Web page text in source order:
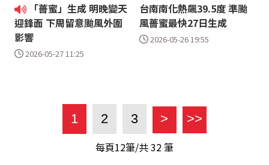
「薔蜜」生成 明晚變天
迎鋒面 下周留意颱風外圍
影響
2026-05-27 11:25
台南南化熱飆39.5度 準颱
風薔蜜最快27日生成
2026-05-26 19:55
1 2 3 > >>
每頁12筆/共32筆